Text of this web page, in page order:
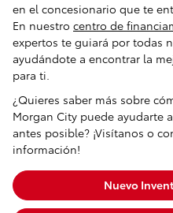
en el concesionario que te
En nuestro centro de
expertos te guiará por todas
ayudándote a encontrar la
para ti.
¿Quieres saber más sobre
Morgan City puede ayudarte
antes posible? ¡Visítanos o
información!
Nuevo